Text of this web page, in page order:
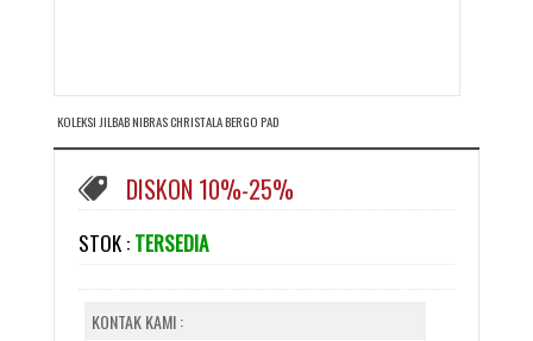
KOLEKSI JILBAB NIBRAS CHRISTALA BERGO PAD
DISKON 10%-25%
STOK : TERSEDIA
KONTAK KAMI :